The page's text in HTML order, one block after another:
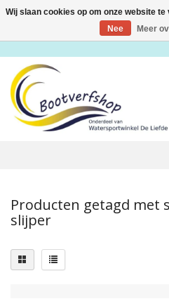
Toggle
Producten getagd met
slijper
Wij slaan cookies op om onze website
Nee
Meer